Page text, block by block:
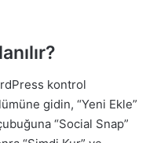
kontrol
gidin, “Yeni Ekle”
“Social Snap”